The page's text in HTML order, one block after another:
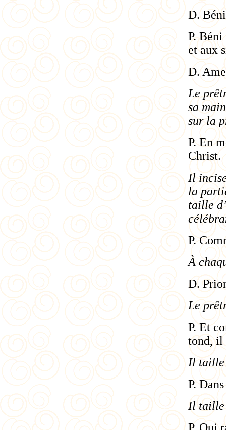
D.
P.
et aux
D.
Le
sa
sur la
P. En
Christ.
Il
la
taille
P.
À
D.
Le
P. Et
tond, il
Il taille
P.
Il